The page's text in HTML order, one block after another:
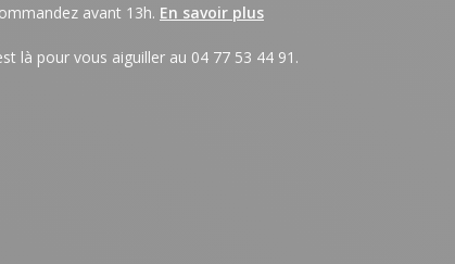
avant 13h. En savoir plus
là pour vous aiguiller au 04 77 53 44 91.